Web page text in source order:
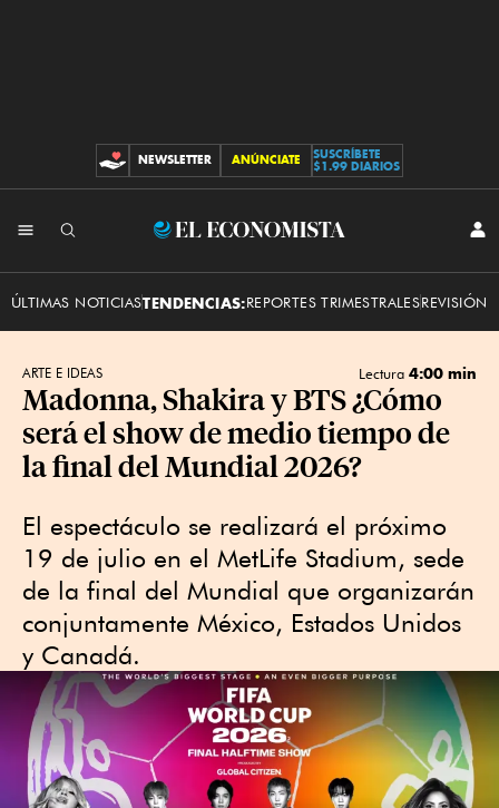
CONTRIBUCIONES
NEWSLETTER ANÚNCIATE
SUSCRÍBETE
$1.99 DIARIOS
El
ÚLTIMAS NOTICIASTENDENCIAS:REPORTES TRIMESTRALESREVISIÓN
ARTE E IDEAS Lectura 4:00 min
Madonna, Shakira y BTS ¿Cómo
será el show de medio tiempo de
la final del Mundial 2026?
El espectáculo se realizará el próximo
19 de julio en el MetLife Stadium, sede
de la final del Mundial que organizarán
conjuntamente México, Estados Unidos
y Canadá.